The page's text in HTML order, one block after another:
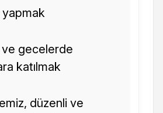
ve gecelerde
katılmak
düzenli ve